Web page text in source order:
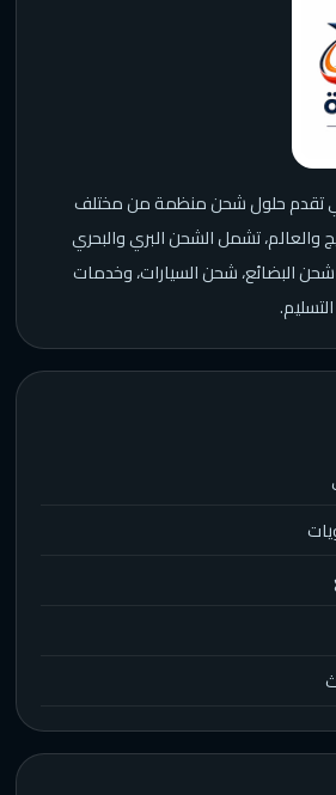
تقدم حلول شحن منظمة من مختلف
والعالم، تشمل الشحن البري والبحري
البضائع، شحن السيارات، وخدمات